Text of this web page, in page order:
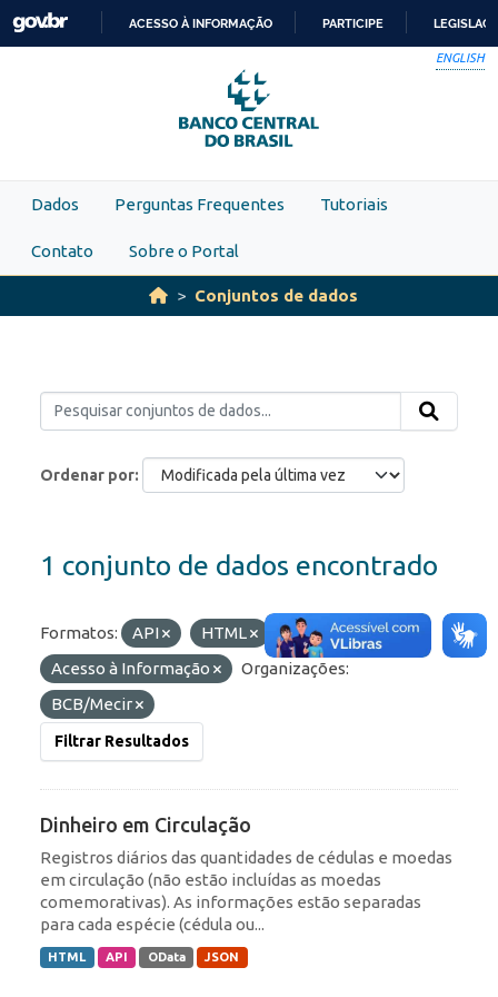
Skip to main content
PARA
O
CONTEÚDO
ACESSO À INFORMAÇÃO PARTICIPE
ENGLISH
Dados Perguntas Frequentes Tutoriais
Contato Sobre o Portal
Conjuntos de dados
Ordenar por
1 conjunto de dados encontrado
Formatos: API HTML
Grupos:
Acesso à Informação
Organizações:
BCB/Mecir
Filtrar Resultados
Dinheiro em Circulação
Registros diários das quantidades de cédulas e moedas
em circulação (não estão incluídas as moedas
comemorativas). As informações estão separadas
para cada espécie (cédula ou...
HTML API OData JSON